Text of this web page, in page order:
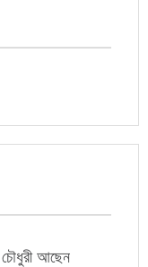
আছেন